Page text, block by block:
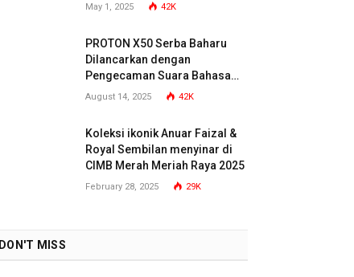
May 1, 2025 42K
PROTON X50 Serba Baharu
Dilancarkan dengan
Pengecaman Suara Bahasa
Malaysia
August 14, 2025 42K
Koleksi ikonik Anuar Faizal &
Royal Sembilan menyinar di
CIMB Merah Meriah Raya 2025
February 28, 2025 29K
DON'T MISS